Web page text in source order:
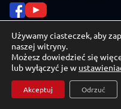
© 2026 Archidiecezja
Używamy ciasteczek, aby
naszej witryny.
Możesz dowiedzieć się
lub wyłączyć je w
Akceptuj Odrzuć